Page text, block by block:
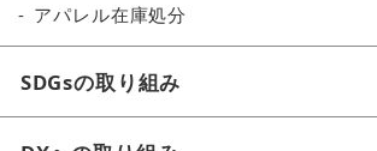
アパレル在庫処分
SDGsの取り組み